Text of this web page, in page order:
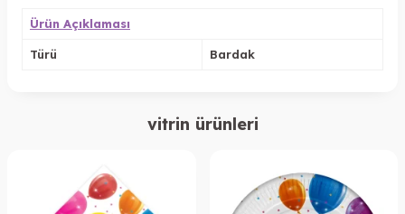
Ürün Açıklaması
Türü Bardak
vitrin ürünleri